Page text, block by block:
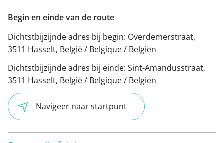
Begin en einde van de route
Dichtstbijzijnde adres bij begin: Overdemerstraat,
3511 Hasselt, België / Belgique / Belgien
Dichtstbijzijnde adres bij einde: Sint-Amandusstraat,
3511 Hasselt, België / Belgique / Belgien
Navigeer naar startpunt